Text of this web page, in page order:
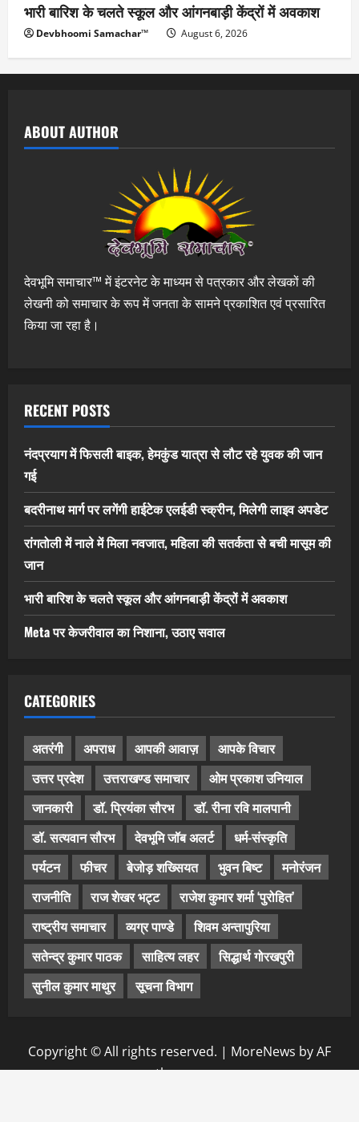
भारी बारिश के चलते स्कूल और आंगनबाड़ी केंद्रों में अवकाश
Devbhoomi Samachar™ August 6, 2026
ABOUT AUTHOR
देवभूमि समाचार™ में इंटरनेट के माध्यम से पत्रकार और लेखकों की
लेखनी को समाचार के रूप में जनता के सामने प्रकाशित एवं प्रसारित
किया जा रहा है।
RECENT POSTS
नंदप्रयाग में फिसली बाइक, हेमकुंड यात्रा से लौट रहे युवक की जान
गई
बदरीनाथ मार्ग पर लगेंगी हाईटेक एलईडी स्क्रीन, मिलेगी लाइव अपडेट
रांगतोली में नाले में मिला नवजात, महिला की सतर्कता से बची मासूम की
जान
भारी बारिश के चलते स्कूल और आंगनबाड़ी केंद्रों में अवकाश
Meta पर केजरीवाल का निशाना, उठाए सवाल
CATEGORIES
अतरंगी अपराध आपकी आवाज़
आपके विचार
उत्तर प्रदेश
उत्तराखण्ड समाचार
ओम प्रकाश उनियाल
जानकारी
डॉ. प्रियंका सौरभ
डॉ. रीना रवि मालपानी
डॉ. सत्यवान सौरभ
देवभूमि जॉब अलर्ट
धर्म-संस्कृति
पर्यटन
फीचर बेजोड़ शख्सियत भुवन बिष्ट
मनोरंजन
राजनीति
राज शेखर भट्ट
राजेश कुमार शर्मा ‘पुरोहित’
राष्ट्रीय समाचार
व्यग्र पाण्डे
शिवम अन्तापुरिया
सतेन्द्र कुमार पाठक
साहित्य लहर
सिद्धार्थ गोरखपुरी
सुनील कुमार माथुर
सूचना विभाग
Copyright © All rights reserved. | MoreNews by AF
themes.